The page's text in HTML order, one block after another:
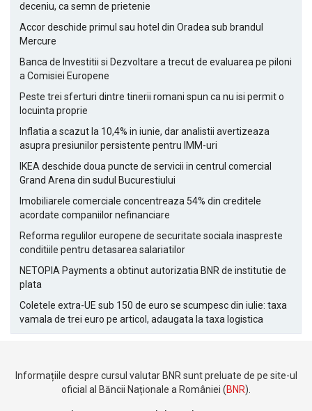
deceniu, ca semn de prietenie
Accor deschide primul sau hotel din Oradea sub brandul
Mercure
Banca de Investitii si Dezvoltare a trecut de evaluarea pe piloni
a Comisiei Europene
Peste trei sferturi dintre tinerii romani spun ca nu isi permit o
locuinta proprie
Inflatia a scazut la 10,4% in iunie, dar analistii avertizeaza
asupra presiunilor persistente pentru IMM-uri
IKEA deschide doua puncte de servicii in centrul comercial
Grand Arena din sudul Bucurestiului
Imobiliarele comerciale concentreaza 54% din creditele
acordate companiilor nefinanciare
Reforma regulilor europene de securitate sociala inaspreste
conditiile pentru detasarea salariatilor
NETOPIA Payments a obtinut autorizatia BNR de institutie de
plata
Coletele extra-UE sub 150 de euro se scumpesc din iulie: taxa
vamala de trei euro pe articol, adaugata la taxa logistica
Informațiile despre cursul valutar BNR sunt preluate de pe site-ul
oficial al Băncii Naționale a României (BNR).